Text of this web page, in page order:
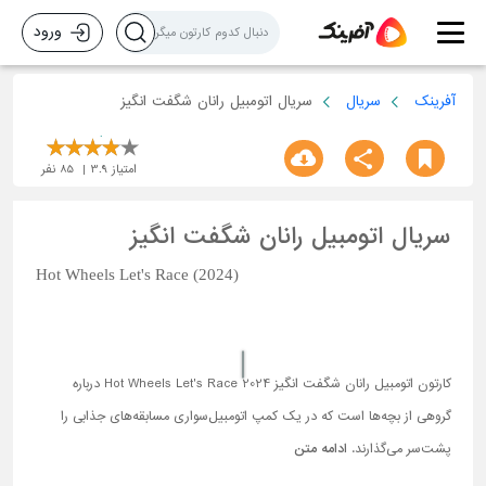
ورود
آفرینک سریال سریال اتومبیل رانان شگفت انگیز
امتیاز 3.9
85 نفر
سریال اتومبیل رانان شگفت انگیز
Hot Wheels Let's Race (2024)
کارتون اتومبیل رانان شگفت انگیز Hot Wheels Let's Race 2024 درباره
گروهی از بچه‌ها است که در یک کمپ اتومبیل‌سواری مسابقه‌های جذابی را
پشت‌سر می‌گذارند. ادامه متن